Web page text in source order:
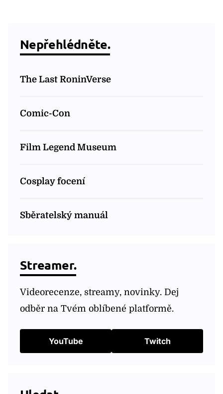
Nepřehlédněte.
The Last RoninVerse
Comic-Con
Film Legend Museum
Cosplay focení
Sběratelský manuál
Streamer.
Videorecenze, streamy, novinky. Dej
odběr na Tvém oblíbené platformě.
YouTube Twitch